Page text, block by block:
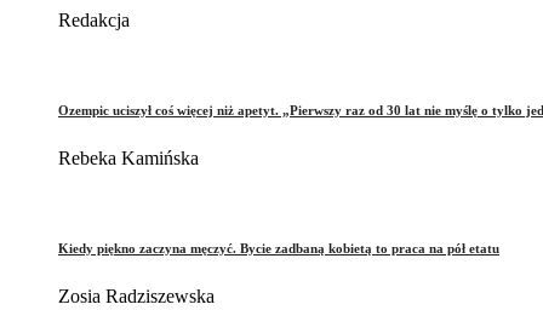
Redakcja
Ozempic uciszył coś więcej niż apetyt. „Pierwszy raz od 30 lat nie myślę o tylko
Rebeka Kamińska
Kiedy piękno zaczyna męczyć. Bycie zadbaną kobietą to praca na pół etatu
Zosia Radziszewska